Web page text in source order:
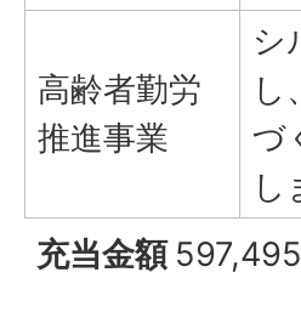
高齢者勤労
推進事業
シ
し
づ
し
充当金額